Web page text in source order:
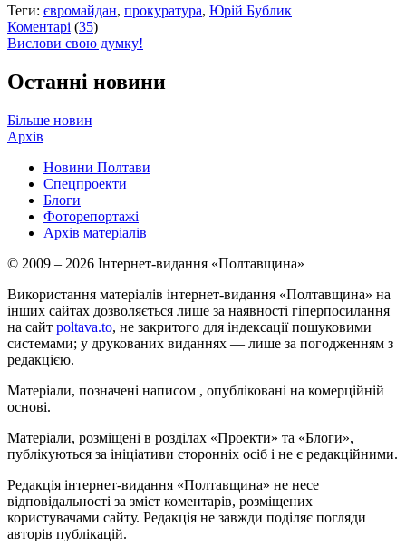
Теги: євромайдан, прокуратура, Юрій Бублик
Коментарі (35)
Вислови свою думку!
Останні новини
Більше новин
Архів
Новини Полтави
Спецпроекти
Блоги
Фоторепортажі
Архів матеріалів
© 2009 – 2026 Інтернет-видання «Полтавщина»
Використання матеріалів інтернет-видання «Полтавщина» на
інших сайтах дозволяється лише за наявності гіперпосилання
на сайт poltava.to, не закритого для індексації пошуковими
системами; у друкованих виданнях — лише за погодженням з
редакцією.
Матеріали, позначені написом , опубліковані на комерційній
основі.
Матеріали, розміщені в розділах «Проекти» та «Блоги»,
публікуються за ініціативи сторонніх осіб і не є редакційними.
Редакція інтернет-видання «Полтавщина» не несе
відповідальності за зміст коментарів, розміщених
користувачами сайту. Редакція не завжди поділяє погляди
авторів публікацій.